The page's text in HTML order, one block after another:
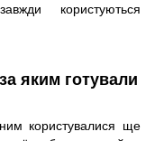
користуються
яким готували
користувалися ще